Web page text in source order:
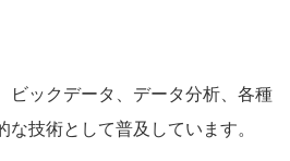
ビックデータ、データ分析、各種
技術として普及しています。